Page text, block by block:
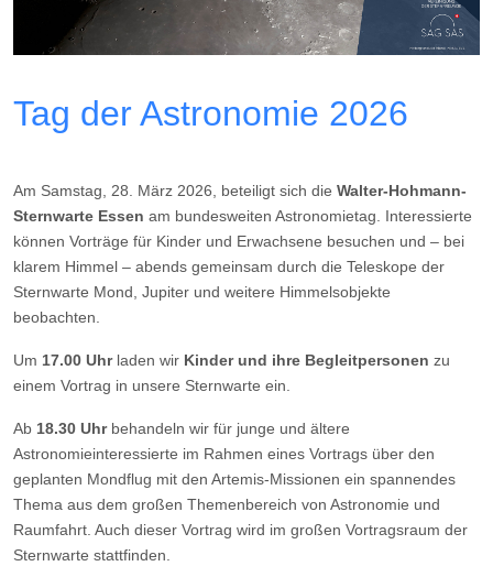
Tag der Astronomie 2026
Am Samstag, 28. März 2026, beteiligt sich die Walter-Hohmann-
Sternwarte Essen am bundesweiten Astronomietag. Interessierte
können Vorträge für Kinder und Erwachsene besuchen und – bei
klarem Himmel – abends gemeinsam durch die Teleskope der
Sternwarte Mond, Jupiter und weitere Himmelsobjekte
beobachten.
Um 17.00 Uhrladen wir Kinder und ihre Begleitpersonen zu
einem Vortrag in unsere Sternwarte ein.
Ab 18.30 Uhrbehandeln wir für junge und ältere
Astronomieinteressierte im Rahmen eines Vortrags über den
geplanten Mondflug mit den Artemis-Missionen ein spannendes
Thema aus dem großen Themenbereich von Astronomie und
Raumfahrt. Auch dieser Vortrag wird im großen Vortragsraum der
Sternwarte stattfinden.